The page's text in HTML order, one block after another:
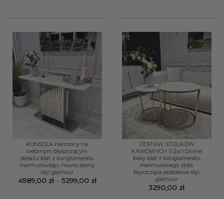
KONSOLA Harmony na
srebrnym błyszczącym
stelażu blat z konglomeratu
marmurowego, nowoczesny
styl glamour
4989,00 zł – 5299,00 złZakres
ZESTAW STOLIKÓW
KAWOWYCH S 2w1 Divine
biały blat z konglomeratu
marmurowego złota
błyszcząca podstawa styl
glamour
3290,00 zł